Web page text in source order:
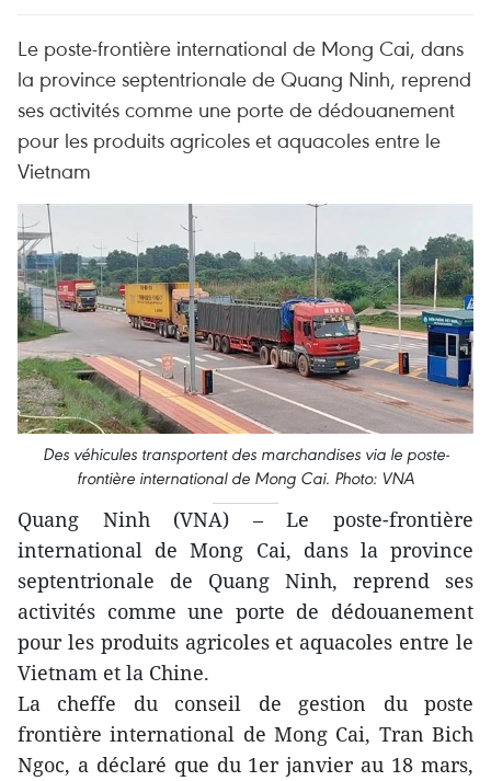
Le poste-frontière international de Mong Cai, dans
la province septentrionale de Quang Ninh, reprend
ses activités comme une porte de dédouanement
pour les produits agricoles et aquacoles entre le
Vietnam
Des véhicules transportent des marchandises via le poste-
frontière international de Mong Cai. Photo: VNA
Quang Ninh (VNA) – Le poste-frontière
international de Mong Cai, dans la province
septentrionale de Quang Ninh, reprend ses
activités comme une porte de dédouanement
pour les produits agricoles et aquacoles entre le
Vietnam et la Chine.
La cheffe du conseil de gestion du poste
frontière international de Mong Cai, Tran Bich
Ngoc, a déclaré que du 1er janvier au 18 mars,